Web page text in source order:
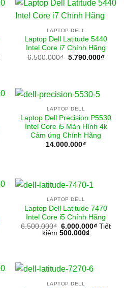
LAPTOP DELL
Laptop Dell Latitude 5440
Intel Core i7 Chính Hãng
6.500.000₫ Giá
5.790.000₫Giá
LAPTOP DELL
Laptop Dell Precision P5530
Intel Core i5 Màn Hình 4k
Cảm ứng Chính Hãng
14.000.000₫
LAPTOP DELL
Laptop Dell Latitude 7470
Intel Core i5 Chính Hãng
6.500.000₫ 6.000.000₫ Tiết
kiệm 500.000₫
LAPTOP DELL